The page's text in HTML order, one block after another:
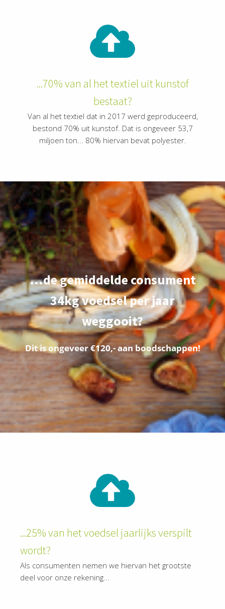
...70% van al het textiel uit kunstof
bestaat?
Van al het textiel dat in 2017 werd geproduceerd,
bestond 70% uit kunstof. Dat is ongeveer 53,7
miljoen ton... 80% hiervan bevat polyester.
...de gemiddelde consument
34kg voedsel per jaar
weggooit?
Dit is ongeveer €120,- aan boodschappen!
...25% van het voedsel jaarlijks verspilt
wordt?
Als consumenten nemen we hiervan het grootste
deel voor onze rekening...